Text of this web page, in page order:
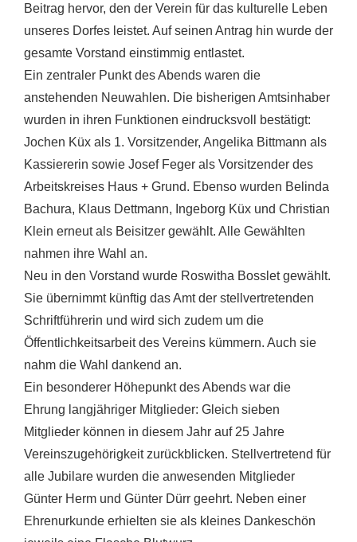
Beitrag hervor, den der Verein für das kulturelle Leben
unseres Dorfes leistet. Auf seinen Antrag hin wurde der
gesamte Vorstand einstimmig entlastet.
Ein zentraler Punkt des Abends waren die
anstehenden Neuwahlen. Die bisherigen Amtsinhaber
wurden in ihren Funktionen eindrucksvoll bestätigt:
Jochen Küx als 1. Vorsitzender, Angelika Bittmann als
Kassiererin sowie Josef Feger als Vorsitzender des
Arbeitskreises Haus + Grund. Ebenso wurden Belinda
Bachura, Klaus Dettmann, Ingeborg Küx und Christian
Klein erneut als Beisitzer gewählt. Alle Gewählten
nahmen ihre Wahl an.
Neu in den Vorstand wurde Roswitha Bosslet gewählt.
Sie übernimmt künftig das Amt der stellvertretenden
Schriftführerin und wird sich zudem um die
Öffentlichkeitsarbeit des Vereins kümmern. Auch sie
nahm die Wahl dankend an.
Ein besonderer Höhepunkt des Abends war die
Ehrung langjähriger Mitglieder: Gleich sieben
Mitglieder können in diesem Jahr auf 25 Jahre
Vereinszugehörigkeit zurückblicken. Stellvertretend für
alle Jubilare wurden die anwesenden Mitglieder
Günter Herm und Günter Dürr geehrt. Neben einer
Ehrenurkunde erhielten sie als kleines Dankeschön